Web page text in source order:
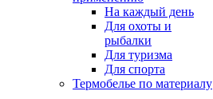
На каждый день
Для охоты и
рыбалки
Для туризма
Для спорта
Термобелье по материалу